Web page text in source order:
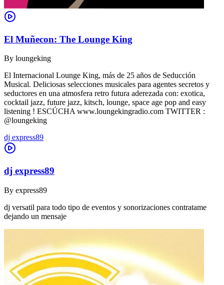
El Muñecon: The Lounge King
By loungeking
El Internacional Lounge King, más de 25 años de Seducción
Musical. Deliciosas selecciones musicales para agentes secretos y
seductores en una atmosfera retro futura aderezada con: exotica,
cocktail jazz, future jazz, kitsch, lounge, space age pop and easy
listening ! ESCÚCHA www.loungekingradio.com TWITTER :
@loungeking
dj express89
dj express89
By express89
dj versatil para todo tipo de eventos y sonorizaciones contratame
dejando un mensaje